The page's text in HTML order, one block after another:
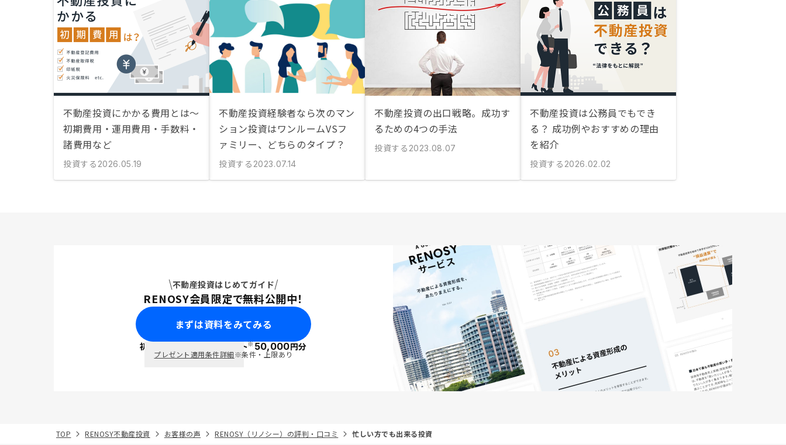
不動産投資にかかる費用とは〜
初期費用・運用費用・手数料・
諸費用など
投資する 2026.05.19
不動産投資経験者なら次のマン
ション投資はワンルームVSフ
ァミリー、どちらのタイプ？
投資する 2023.07.14
不動産投資の出口戦略。成功す
るための4つの手法
投資する 2023.08.07
不動産投資は公務員でもでき
る？ 成功例やおすすめの理由
を紹介
投資する 2026.02.02
不動産投資はじめてガイド
RENOSY会員限定で無料公開中！
まずは資料をみてみる
初回面談で ポイント※50,000円分
プレゼント適用条件詳細※条件・上限あり
TOP RENOSY不動産投資 お客様の声 RENOSY（リノシー）の評判・口コミ 忙しい方でも出来る投資